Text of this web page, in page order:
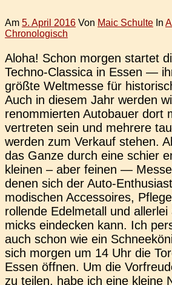
Am 5. April 2016 Von Maic Schulte In
Chronologisch
Aloha! Schon morgen star­tet
Techno-Clas­­si­­ca in Essen —
größte Welt­mes­se für
Auch in diesem Jahr werden
renom­mier­ten Auto­bau­er dort
ver­tre­ten sein und meh­re­re
werden zum Ver­kauf stehen.
das Ganze durch eine schier
klei­nen – aber feinen —
denen sich der Auto-
modi­schen Acces­soires,
rol­len­de Edel­me­tall und
micks ein­de­cken kann. Ich
auch schon wie ein
sich morgen um 14 Uhr die
Essen öffnen. Um die
zu teilen, habe ich eine kleine